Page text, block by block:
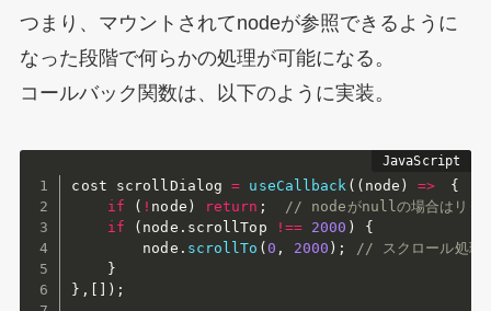
つまり、マウントされてnodeが参照できるように
なった段階で何らかの処理が可能になる。
コールバック関数は、以下のように実装。
cost scrollDialog = useCallback ( ( node ) => {
if
( ! node ) return ;
// nodeがnullの場合はリタ
if
( node . scrollTop !== 2000 )
{
        node
. scrollTo (0 , 2000 ) ;
// スクロール処理
}
} , [ ] ) ;